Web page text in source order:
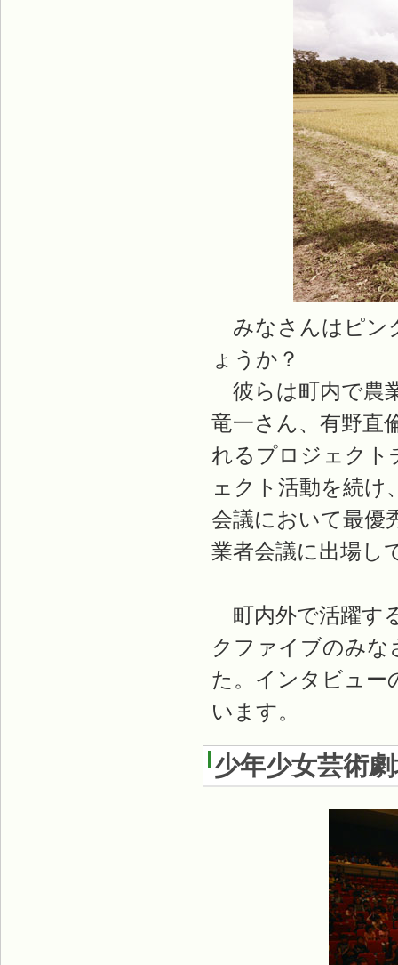
みなさんはピン
ょうか？
彼らは町内で農
竜一さん、有野直
れるプロジェクト
ェクト活動を続け
会議において最優
業者会議に出場し
町内外で活躍す
クファイブのみな
た。インタビュー
います。
少年少女芸術